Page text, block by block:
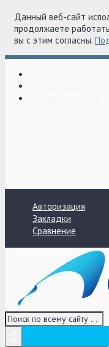
Данный веб-сайт
продолжаете
вы с этим согласны.
Авторизация
Закладки
Сравнение